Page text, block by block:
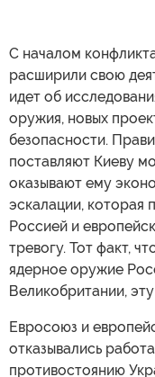
С началом
расширили свою
идет об
оружия, новых
безопасности.
поставляют Киеву
оказывают ему
эскалации, которая
Россией и
тревогу. Тот факт,
ядерное оружие
Великобритании,
Евросоюз и
отказывались
противостоянию